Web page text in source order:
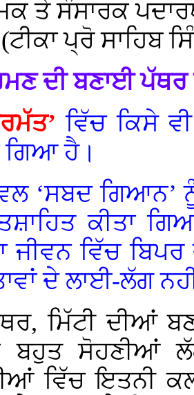
ਤੇ ਸੰਸਾਰਕ
ਪ੍ਰੋ ਸਾਹਿਬ
ਦੀ ਬਣਾਈ ਪੱਥਰ
ਵਿੱਚ ਕਿਸੇ
ਗਿਆ ਹੈ।
‘ਸਬਦ ਗਿਆਨ’
ਕੀਤਾ
ਜੀਵਨ ਵਿੱਚ
ਦੇ ਲਾਈ-ਲੱਗ
ਮਿੱਟੀ ਦੀਆਂ
ਬਹੁਤ ਸੋਹਣੀਆਂ
ਵਿੱਚ ਇਤਨੀ